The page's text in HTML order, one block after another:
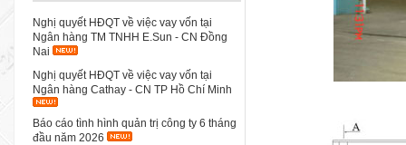
Nghị quyết HĐQT về việc vay vốn tại
Ngân hàng TM TNHH E.Sun - CN Đồng
Nai
Nghị quyết HĐQT về việc vay vốn tại
Ngân hàng Cathay - CN TP Hồ Chí Minh
Báo cáo tình hình quản trị công ty 6 tháng
đầu năm 2026